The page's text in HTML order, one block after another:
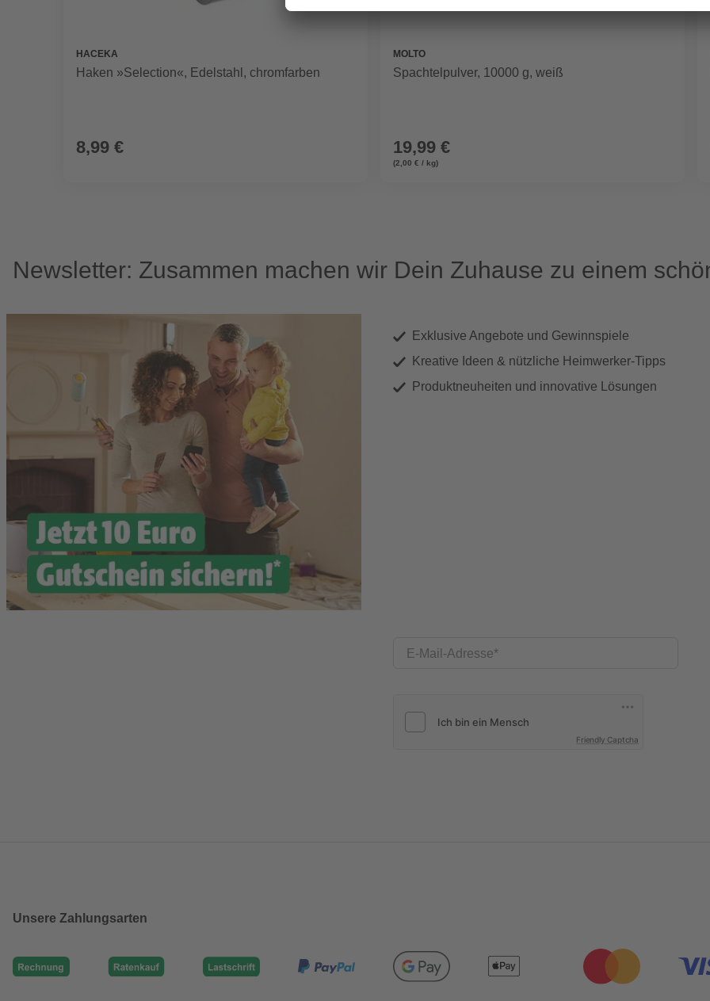
HACEKA
Haken »Selection«, Edelstahl, chromfarben
8,99 €
MOLTO
Spachtelpulver, 10000 g, weiß
19,99 €
(2,00 € / kg)
Newsletter: Zusammen machen wir Dein Zuhause zu einem
Exklusive Angebote und Gewinnspiele
Kreative Ideen & nützliche Heimwerker-Tipps
Produktneuheiten und innovative Lösungen
E-Mail-Adresse
Friendly Captcha
Unsere Zahlungsarten